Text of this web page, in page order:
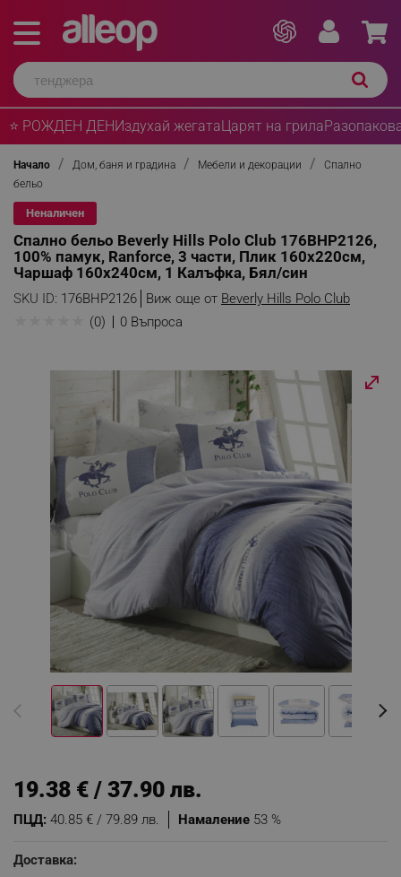
⭐ РОЖДЕН ДЕНИздухай жегатаЦарят на грила
Начало Дом, баня и градина Мебели и декорации
Спално
бельо
Неналичен
Спално бельо Beverly Hills Polo Club 176BHP2126,
100% памук, Ranforce, 3 части, Плик 160х220см,
Чаршаф 160х240см, 1 Калъфка, Бял/син
SKU ID: 176BHP2126 Виж още от Beverly Hills Polo Club
(0) 0 Въпроса
Намаление 53 %
ПЦД: 40.85 € / 79.89 лв.
19.38 € / 37.90 лв.
Доставка: